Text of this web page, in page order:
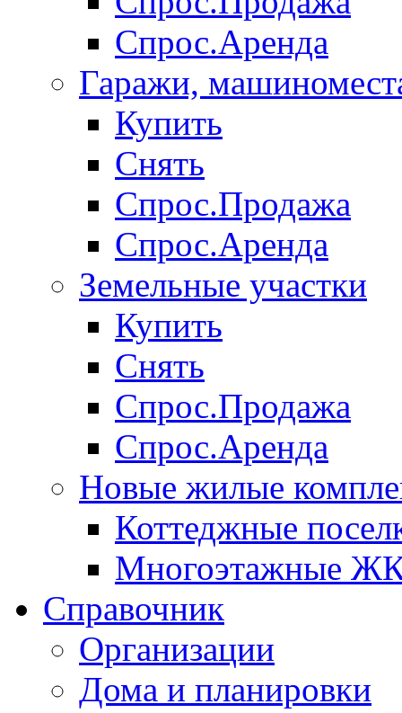
Спрос.Аренда
Гаражи,
Купить
Снять
Спрос.Продажа
Спрос.Аренда
Земельные участки
Купить
Снять
Спрос.Продажа
Спрос.Аренда
Новые жилые
Коттеджные
Многоэтажные
Справочник
Организации
Дома и планировки